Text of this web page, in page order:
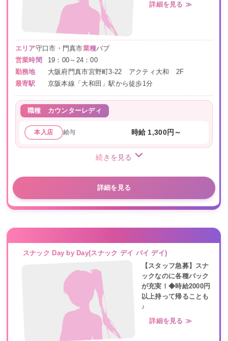
詳細を見る ≫
エリア守口市・門真市業種パブ
営業時間
19：00～24：00
勤務地
大阪府門真市宮野町3-22 アクティ大和 2F
最寄駅
京阪本線「大和田」駅から徒歩1分
職種 カウンターレディ
本入店 給与 時給 1,300円～
続きを見る
詳細を見る
スナック Day by Day(スナック デイ バイ デイ)
【スタッフ急募】スナ
ックなのに各種バック
が充実！◆時給2000円
以上持って帰ることも
♪
詳細を見る ≫